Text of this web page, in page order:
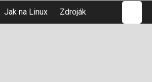
Jak na Linux Zdroják